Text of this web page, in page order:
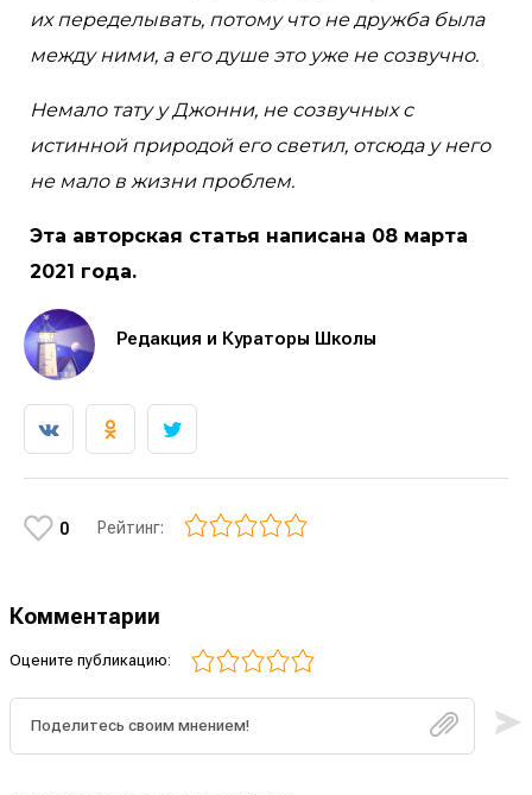
их переделывать, потому что не дружба была
между ними, а его душе это уже не созвучно.
Немало тату у Джонни, не созвучных с
истинной природой его светил, отсюда у него
не мало в жизни проблем.
Эта авторская статья написана 08 марта
2021 года.
Редакция и Кураторы Школы
0 Рейтинг:
Комментарии
Оцените публикацию: